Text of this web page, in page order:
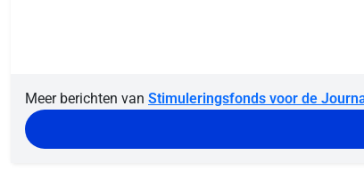
Meer berichten van Stimuleringsfonds voor de